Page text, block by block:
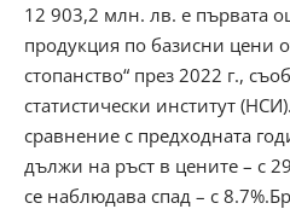
12 903,2 млн. лв. е първата
продукция по базисни цени
стопанство“ през 2022 г.,
статистически институт
сравнение с предходната
дължи на ръст в цените – с
се наблюдава спад – с